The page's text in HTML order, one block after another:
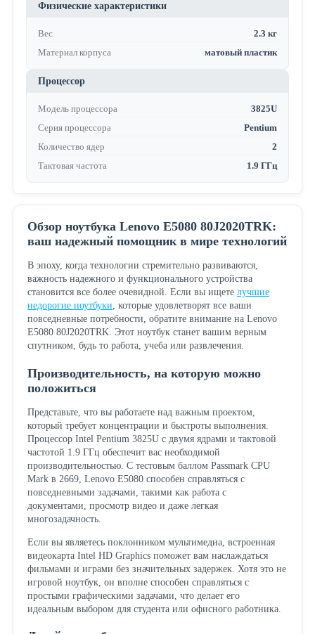
Физические характеристики
Вес
2.3 кг
Материал корпуса
матовый пластик
Процессор
Модель процессора
3825U
Серия процессора
Pentium
Количество ядер
2
Тактовая частота
1.9 ГГц
Обзор ноутбука Lenovo E5080 80J2020TRK:
ваш надежный помощник в мире технологий
В эпоху, когда технологии стремительно развиваются,
важность надежного и функционального устройства
становится все более очевидной. Если вы ищете лучшие
недорогие ноутбуки, которые удовлетворят все ваши
повседневные потребности, обратите внимание на Lenovo
E5080 80J2020TRK. Этот ноутбук станет вашим верным
спутником, будь то работа, учеба или развлечения.
Производительность, на которую можно
положиться
Представьте, что вы работаете над важным проектом,
который требует концентрации и быстроты выполнения.
Процессор Intel Pentium 3825U с двумя ядрами и тактовой
частотой 1.9 ГГц обеспечит вас необходимой
производительностью. С тестовым баллом Passmark CPU
Mark в 2669, Lenovo E5080 способен справляться с
повседневными задачами, такими как работа с
документами, просмотр видео и даже легкая
многозадачность.
Если вы являетесь поклонником мультимедиа, встроенная
видеокарта Intel HD Graphics поможет вам наслаждаться
фильмами и играми без значительных задержек. Хотя это не
игровой ноутбук, он вполне способен справляться с
простыми графическими задачами, что делает его
идеальным выбором для студента или офисного работника.